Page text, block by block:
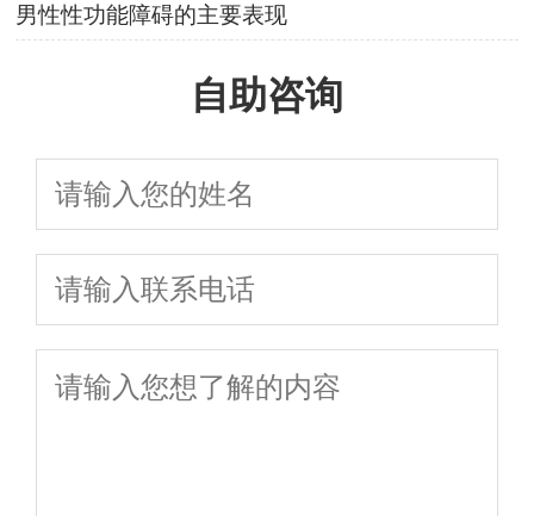
男性性功能障碍的主要表现
自助咨询